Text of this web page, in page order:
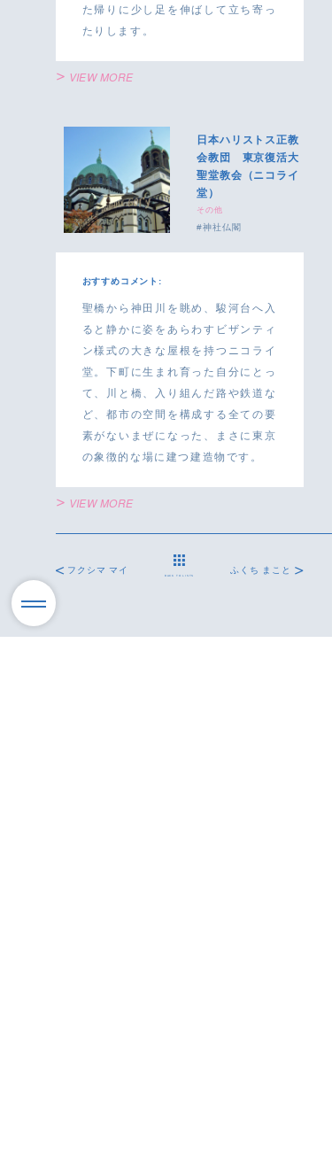
た帰りに少し足を伸ばして立ち寄っ
たりします。
VIEW MORE
日本ハリストス正教
会教団 東京復活大
聖堂教会（ニコライ
堂）
その他
神社仏閣
おすすめコメント:
聖橋から神田川を眺め、駿河台へ入
ると静かに姿をあらわすビザンティ
ン様式の大きな屋根を持つニコライ
堂。下町に生まれ育った自分にとっ
て、川と橋、入り組んだ路や鉄道な
ど、都市の空間を構成する全ての要
素がないまぜになった、まさに東京
の象徴的な場に建つ建造物です。
VIEW MORE
BACK TO LISTS
フクシマ マイ ふくち まこと